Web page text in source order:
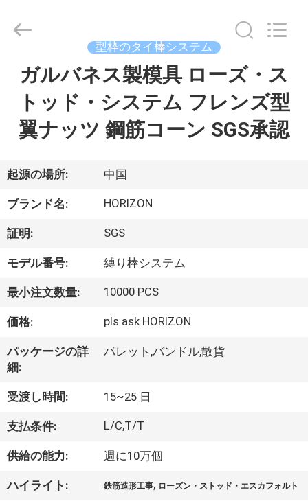
製
私
達
に
つ
て
旅
行
Copyright
2025
HORIZON
CO.,
LTD..
Rights
Reserved.
ECER
型枠のタイ棒システム
ガルバネス製模具 ローズ・ス
トッド・システム フレンズ型
翼ナッツ 鋼筋コーン SGS承認
起源の場所: 中国
ブランド名: HORIZON
証明: SGS
モデル番号: 縛り棒システム
最小注文数量: 10000 PCS
価格: pls ask HORIZON
パッケージの詳
細:
パレット,バンドル,散貨
受渡し時間: 15~25 日
支払条件: L/C,T/T
供給の能力: 週に10万個
ハイライト: 鉄筋造形工事, ローズン・ストッド・エスカフォルト